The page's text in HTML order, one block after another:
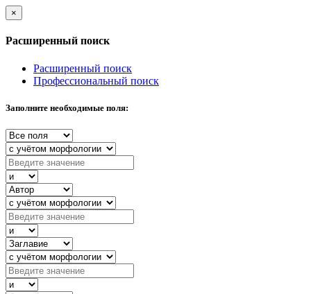
×
Расширенный поиск
Расширенный поиск
Профессиональный поиск
Заполните необходимые поля: